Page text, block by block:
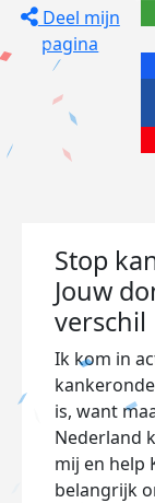
Deel mijn
pagina
Stop
Jouw
verschil
Ik kom in
is, want
Nederland
mij en help
belangrijk